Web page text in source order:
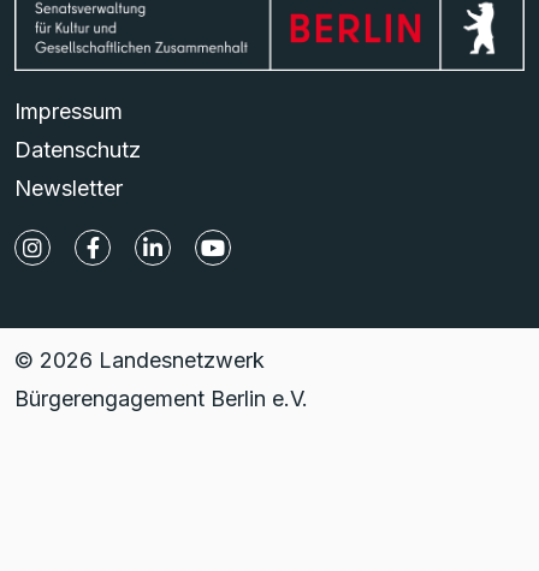
Impressum
Newsletter
Datenschutz
© 2026 Landesnetzwerk
Bürgerengagement Berlin e.V.